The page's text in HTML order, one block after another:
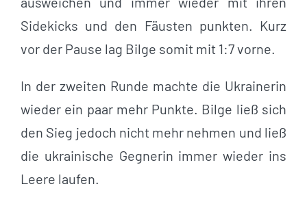
Sidekicks und den Fäusten punkten. Kurz
vor der Pause lag Bilge somit mit 1:7 vorne.
In der zweiten Runde machte die Ukrainerin
wieder ein paar mehr Punkte. Bilge ließ sich
den Sieg jedoch nicht mehr nehmen und ließ
die ukrainische Gegnerin immer wieder ins
Leere laufen.